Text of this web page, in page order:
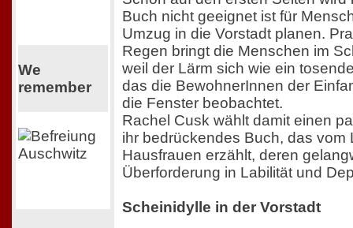
We
remember
Buch nicht geeignet ist für
Umzug in die Vorstadt planen.
Regen bringt die Menschen im
weil der Lärm sich wie ein
das die BewohnerInnen der
die Fenster beobachtet.
Rachel Cusk wählt damit einen
ihr bedrückendes Buch, das vom
Hausfrauen erzählt, deren
Überforderung in Labilität und
Scheinidylle in der Vorstadt